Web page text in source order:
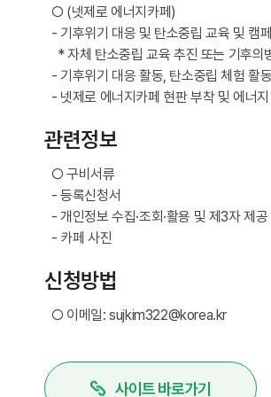
○ (넷제로 에너지카페)
- 기후위기 대응 및 탄소중립 교육 및 캠
* 자체 탄소중립 교육 추진 또는 기후의
- 기후위기 대응 활동, 탄소중립 체험 활
- 넷제로 에너지카페 현판 부착 및 에너지
관련정보
○ 구비서류
- 등록신청서
- 개인정보 수집·조회·활용 및 제3자 제공
- 카페 사진
신청방법
○ 이메일: sujkim322@korea.kr
사이트 바로가기